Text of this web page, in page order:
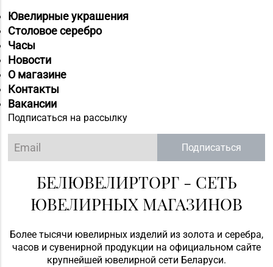
Ювелирные украшения
Столовое серебро
Часы
Новости
О магазине
Контакты
Вакансии
Подписаться на рассылку
Подписаться
БЕЛЮВЕЛИРТОРГ - СЕТЬ
ЮВЕЛИРНЫХ МАГАЗИНОВ
Более тысячи ювелирных изделий из золота и серебра,
часов и сувенирной продукции на официальном сайте
крупнейшей ювелирной сети Беларуси.